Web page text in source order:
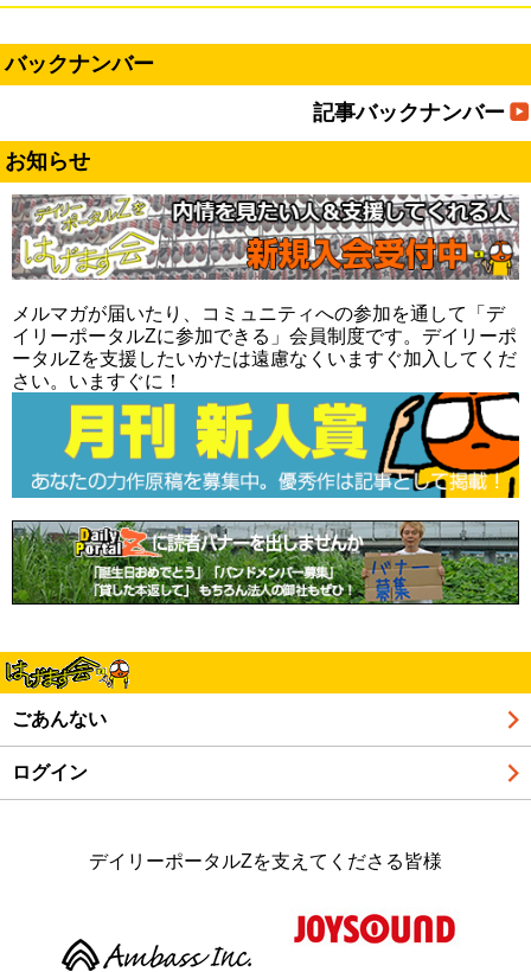
バックナンバー
記事バックナンバー
お知らせ
メルマガが届いたり、コミュニティへの参加を通して「デ
イリーポータルZに参加できる」会員制度です。デイリーポ
ータルZを支援したいかたは遠慮なくいますぐ加入してくだ
さい。いますぐに！
ごあんない
ログイン
デイリーポータルZを支えてくださる皆様